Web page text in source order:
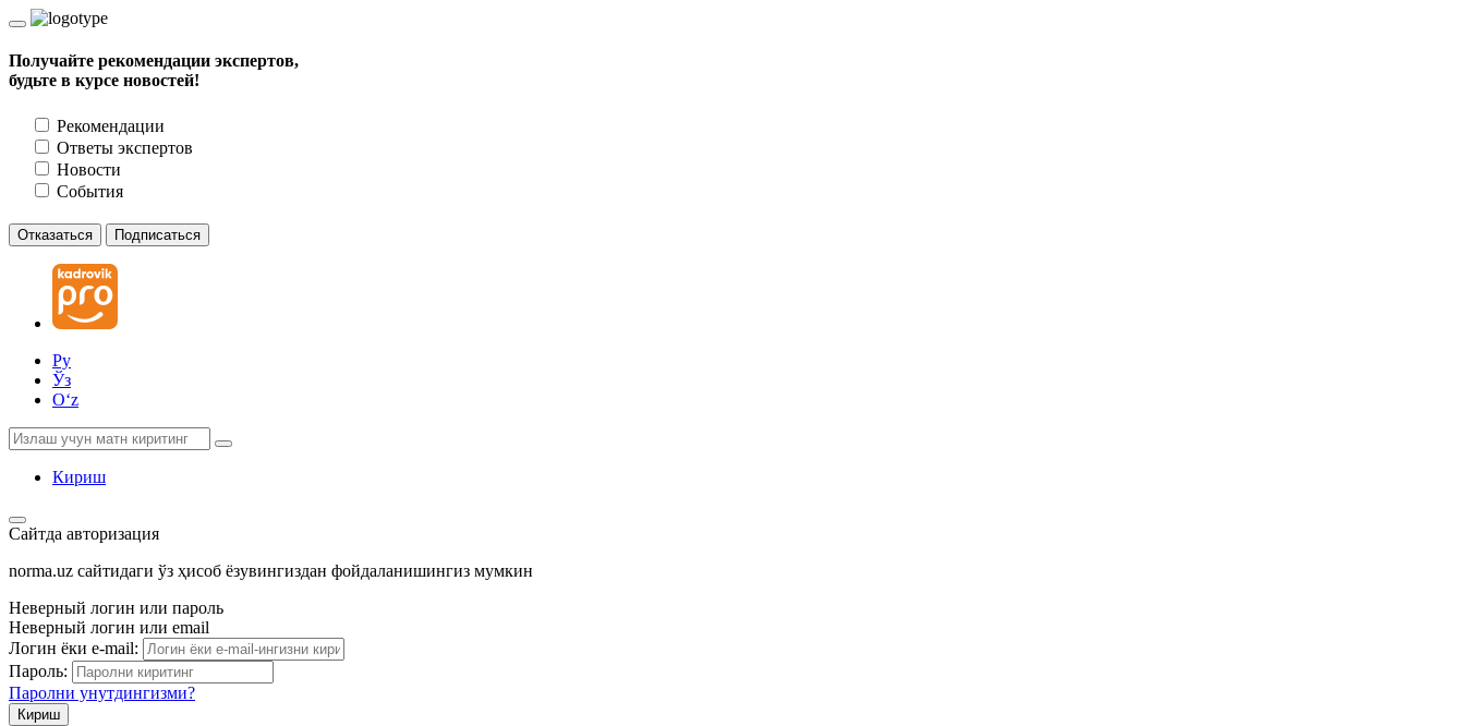
Получайте рекомендации экспертов,
будьте в курсе новостей!
Рекомендации
Ответы экспертов
Новости
События
Отказаться Подписаться
Ру
Ўз
Oʻz
Кириш
Сайтда авторизация
norma.uz сайтидаги ўз ҳисоб ёзувингиздан фойдаланишингиз мумкин
Неверный логин или пароль
Неверный логин или email
Логин ёки e-mail:
Пароль:
Паролни унутдингизми?